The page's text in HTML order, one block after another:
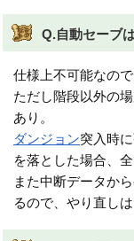
Q.自動セーブ
仕様上不可能なので
ただし階段以外の
あり。
ダンジョン突入時
を落とした場合、
また中断データか
るので、やり直しは